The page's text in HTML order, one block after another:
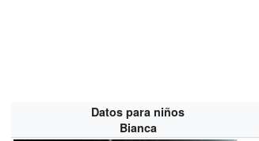
Datos para niños
Bianca